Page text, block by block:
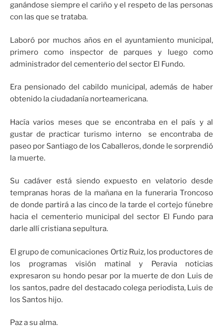
ganándose siempre el cariño y el respeto de las personas
con las que se trataba.
Laboró por muchos años en el ayuntamiento municipal,
primero como inspector de parques y luego como
administrador del cementerio del sector El Fundo.
Era pensionado del cabildo municipal, además de haber
obtenido la ciudadanía norteamericana.
Hacía varios meses que se encontraba en el país y al
gustar de practicar turismo interno se encontraba de
paseo por Santiago de los Caballeros, donde le sorprendió
la muerte.
Su cadáver está siendo expuesto en velatorio desde
tempranas horas de la mañana en la funeraria Troncoso
de donde partirá a las cinco de la tarde el cortejo fúnebre
hacia el cementerio municipal del sector El Fundo para
darle allí cristiana sepultura.
El grupo de comunicaciones Ortiz Ruiz, los productores de
los programas visión matinal y Peravia noticias
expresaron su hondo pesar por la muerte de don Luis de
los santos, padre del destacado colega periodista, Luis de
los Santos hijo.
Paz a su alma.